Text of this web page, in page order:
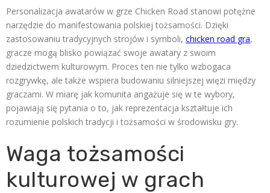
Personalizacja awatarów w grze Chicken Road stanowi potężne
narzędzie do manifestowania polskiej tożsamości. Dzięki
zastosowaniu tradycyjnych strojów i symboli, chicken road gra,
gracze mogą blisko powiązać swoje awatary z swoim
dziedzictwem kulturowym. Proces ten nie tylko wzbogaca
rozgrywkę, ale także wspiera budowaniu silniejszej więzi między
graczami. W miarę jak komunita angażuje się w te wybory,
pojawiają się pytania o to, jak reprezentacja kształtuje ich
rozumienie polskich tradycji i tożsamości w środowisku gry.
Waga tożsamości
kulturowej w grach